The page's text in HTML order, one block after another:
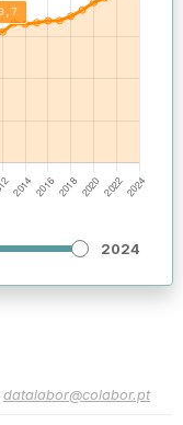
2024
datalabor@colabor.pt